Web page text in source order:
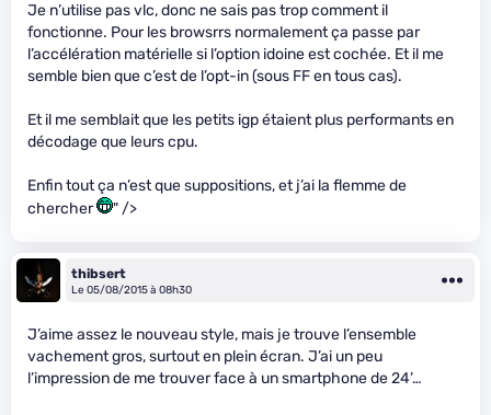
Je n’utilise pas vlc, donc ne sais pas trop comment il
fonctionne. Pour les browsrrs normalement ça passe par
l’accélération matérielle si l’option idoine est cochée. Et il me
semble bien que c’est de l’opt-in (sous FF en tous cas).
Et il me semblait que les petits igp étaient plus performants en
décodage que leurs cpu.
Enfin tout ça n’est que suppositions, et j’ai la flemme de
chercher
" />
thibsert
Le 05/08/2015 à 08h30
J’aime assez le nouveau style, mais je trouve l’ensemble
vachement gros, surtout en plein écran. J’ai un peu
l’impression de me trouver face à un smartphone de 24’…